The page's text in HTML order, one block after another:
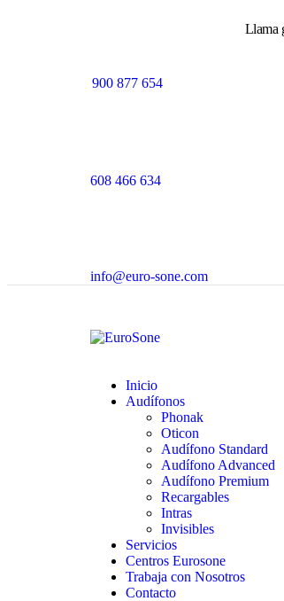
Llama
900 877 654
608 466 634
info@euro-sone.com
Inicio
Audífonos
Phonak
Oticon
Audífono Standard
Audífono Advanced
Audífono Premium
Recargables
Intras
Invisibles
Servicios
Centros Eurosone
Trabaja con Nosotros
Contacto